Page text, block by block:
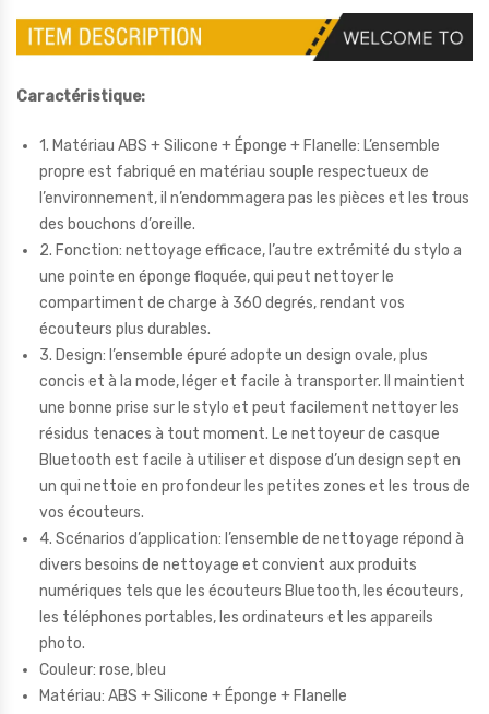
Caractéristique:
1. Matériau ABS + Silicone + Éponge + Flanelle: L’ensemble
propre est fabriqué en matériau souple respectueux de
l’environnement, il n’endommagera pas les pièces et les trous
des bouchons d’oreille.
2. Fonction: nettoyage efficace, l’autre extrémité du stylo a
une pointe en éponge floquée, qui peut nettoyer le
compartiment de charge à 360 degrés, rendant vos
écouteurs plus durables.
3. Design: l’ensemble épuré adopte un design ovale, plus
concis et à la mode, léger et facile à transporter. Il maintient
une bonne prise sur le stylo et peut facilement nettoyer les
résidus tenaces à tout moment. Le nettoyeur de casque
Bluetooth est facile à utiliser et dispose d’un design sept en
un qui nettoie en profondeur les petites zones et les trous de
vos écouteurs.
4. Scénarios d’application: l’ensemble de nettoyage répond à
divers besoins de nettoyage et convient aux produits
numériques tels que les écouteurs Bluetooth, les écouteurs,
les téléphones portables, les ordinateurs et les appareils
photo.
Couleur: rose, bleu
Matériau: ABS + Silicone + Éponge + Flanelle